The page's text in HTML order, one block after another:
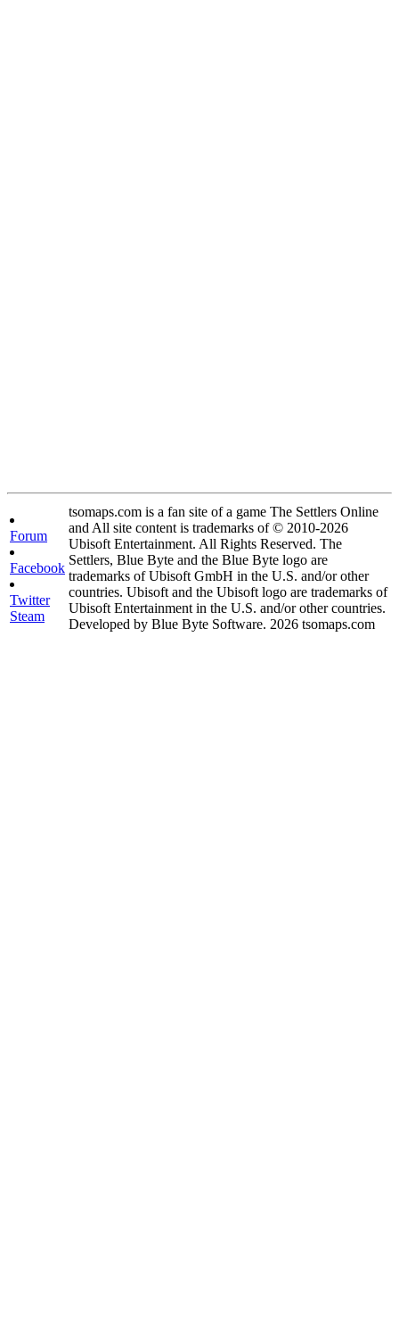
Forum
Facebook
Twitter
Steam
tsomaps.com is a fan site of a game The Settlers Online
and All site content is trademarks of © 2010-2026
Ubisoft Entertainment. All Rights Reserved. The
Settlers, Blue Byte and the Blue Byte logo are
trademarks of Ubisoft GmbH in the U.S. and/or other
countries. Ubisoft and the Ubisoft logo are trademarks of
Ubisoft Entertainment in the U.S. and/or other countries.
Developed by Blue Byte Software. 2026 tsomaps.com